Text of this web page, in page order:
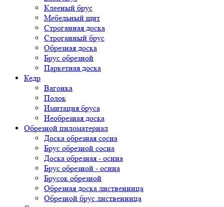
Клееный брус
Мебельный щит
Строганная доска
Строганный брус
Обрезная доска
Брус обрезной
Паркетная доска
Кедр
Вагонка
Полок
Имитация бруса
Необрезная доска
Обрезной пиломатериал
Доска обрезная сосна
Брус обрезной сосна
Доска обрезная - осина
Брус обрезной - осина
Брусок обрезной
Обрезная доска лиственница
Обрезной брус лиственница